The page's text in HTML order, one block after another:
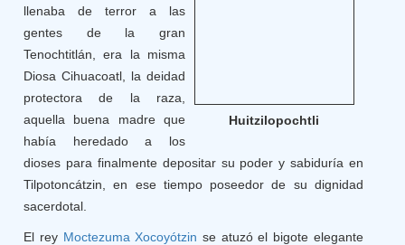
Huitzilopochtli
llenaba de terror a las
gentes de la gran
Tenochtitlán, era la misma
Diosa Cihuacoatl, la deidad
protectora de la raza,
aquella buena madre que
había heredado a los
dioses para finalmente depositar su poder y sabiduría en
Tilpotoncátzin, en ese tiempo poseedor de su dignidad
sacerdotal.
El rey Moctezuma Xocoyótzin se atuzó el bigote elegante